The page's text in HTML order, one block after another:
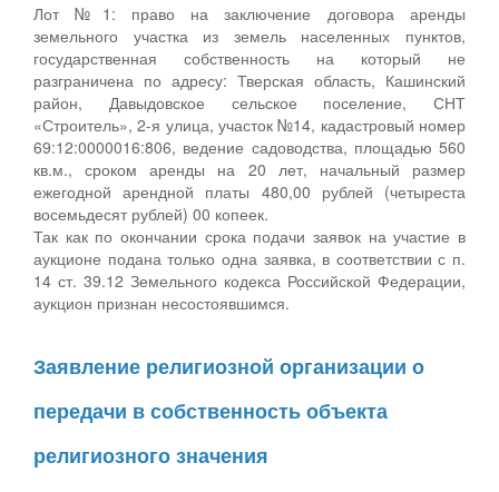
Лот №1: право на заключение договора аренды
земельного участка из земель населенных пунктов,
государственная собственность на который не
разграничена по адресу: Тверская область, Кашинский
район, Давыдовское сельское поселение, СНТ
«Строитель», 2-я улица, участок №14, кадастровый номер
69:12:0000016:806, ведение садоводства, площадью 560
кв.м., сроком аренды на 20 лет, начальный размер
ежегодной арендной платы 480,00 рублей (четыреста
восемьдесят рублей) 00 копеек.
Так как по окончании срока подачи заявок на участие в
аукционе подана только одна заявка, в соответствии с п.
14 ст. 39.12 Земельного кодекса Российской Федерации,
аукцион признан несостоявшимся.
Заявление религиозной организации о
передачи в собственность объекта
религиозного значения